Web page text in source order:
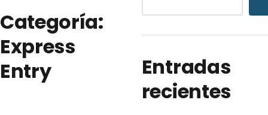
Categoría:
Express
Entry
Entradas
recientes